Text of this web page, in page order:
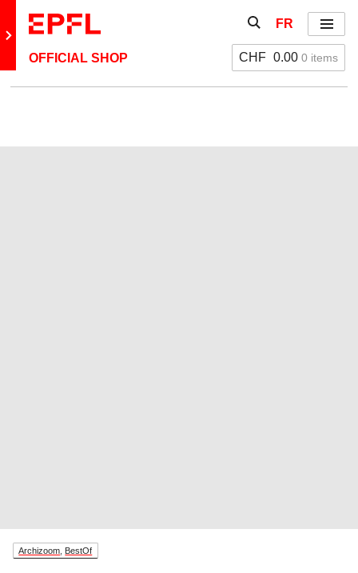
Retour au site principal
OFFICIAL SHOP
Afficher /
FR Menu
CHF 0.00 0 items
Archizoom BestOf